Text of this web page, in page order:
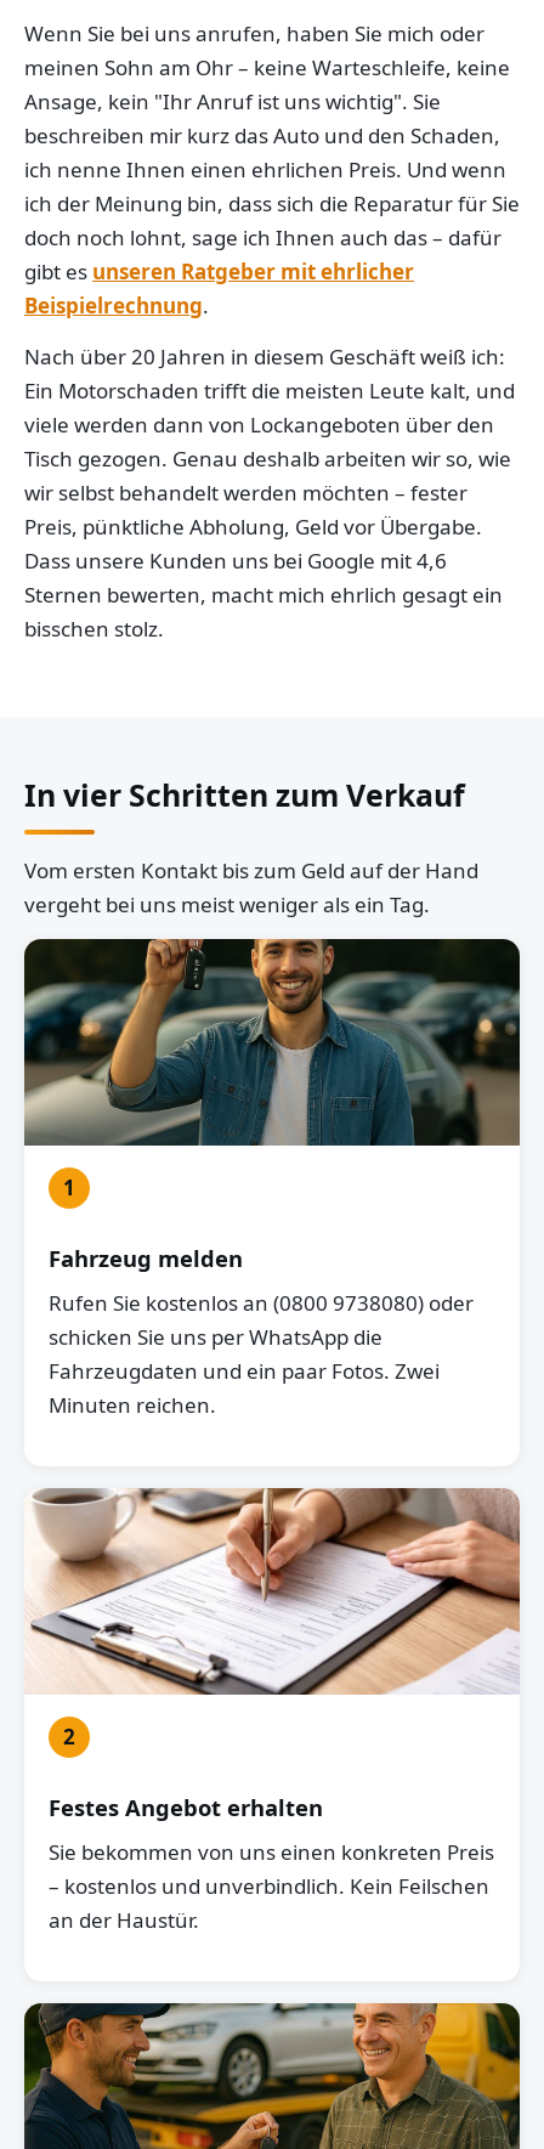
Wenn Sie bei uns anrufen, haben Sie mich oder
meinen Sohn am Ohr – keine Warteschleife, keine
Ansage, kein "Ihr Anruf ist uns wichtig". Sie
beschreiben mir kurz das Auto und den Schaden,
ich nenne Ihnen einen ehrlichen Preis. Und wenn
ich der Meinung bin, dass sich die Reparatur für Sie
doch noch lohnt, sage ich Ihnen auch das – dafür
gibt es unseren Ratgeber mit ehrlicher
Beispielrechnung.
Nach über 20 Jahren in diesem Geschäft weiß ich:
Ein Motorschaden trifft die meisten Leute kalt, und
viele werden dann von Lockangeboten über den
Tisch gezogen. Genau deshalb arbeiten wir so, wie
wir selbst behandelt werden möchten – fester
Preis, pünktliche Abholung, Geld vor Übergabe.
Dass unsere Kunden uns bei Google mit 4,6
Sternen bewerten, macht mich ehrlich gesagt ein
bisschen stolz.
In vier Schritten zum Verkauf
Vom ersten Kontakt bis zum Geld auf der Hand
vergeht bei uns meist weniger als ein Tag.
1
Fahrzeug melden
Rufen Sie kostenlos an (0800 9738080) oder
schicken Sie uns per WhatsApp die
Fahrzeugdaten und ein paar Fotos. Zwei
Minuten reichen.
2
Festes Angebot erhalten
Sie bekommen von uns einen konkreten Preis
– kostenlos und unverbindlich. Kein Feilschen
an der Haustür.